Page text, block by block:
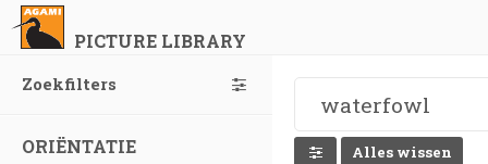
PICTURE LIBRARY
Zoekfilters
ORIËNTATIE Alles wissen